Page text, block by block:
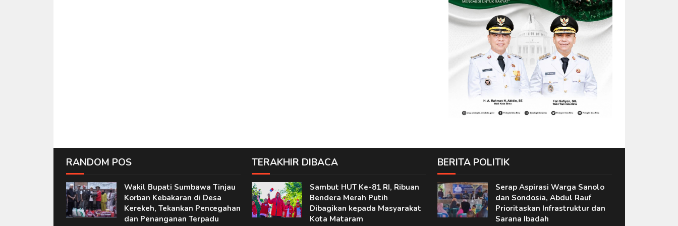
RANDOM POS
Wakil Bupati Sumbawa Tinjau
Korban Kebakaran di Desa
Kerekeh, Tekankan Pencegahan
dan Penanganan Terpadu
TERAKHIR DIBACA
Sambut HUT Ke-81 RI, Ribuan
Bendera Merah Putih
Dibagikan kepada Masyarakat
Kota Mataram
BERITA POLITIK
Serap Aspirasi Warga Sanolo
dan Sondosia, Abdul Rauf
Prioritaskan Infrastruktur dan
Sarana Ibadah